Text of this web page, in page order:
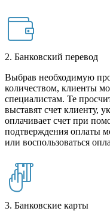
2. Банковский перевод
Выбрав необходимую
количеством, клиенты
специалистам. Те
выставят счет клиенту,
оплачивает счет при
подтверждения оплаты
или воспользоваться
3. Банковские карты